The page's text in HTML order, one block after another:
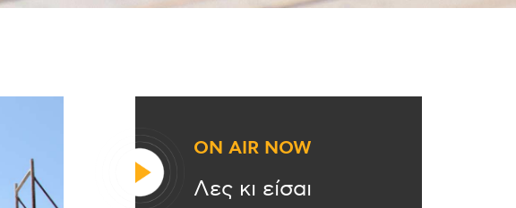
ON AIR NOW
Λες κι είσαι